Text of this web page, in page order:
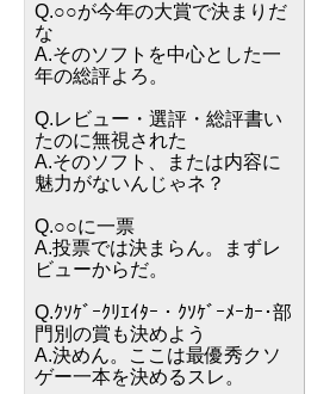
Q.○○が今年の大賞で決まりだ
な
A.そのソフトを中心とした一
年の総評よろ。
Q.レビュー・選評・総評書い
たのに無視された
A.そのソフト、または内容に
魅力がないんじゃネ？
Q.○○に一票
A.投票では決まらん。まずレ
ビューからだ。
Q.ｸｿｹﾞｰｸﾘｴｲﾀｰ・ｸｿｹﾞｰﾒｰｶｰ･部
門別の賞も決めよう
A.決めん。ここは最優秀クソ
ゲー一本を決めるスレ。